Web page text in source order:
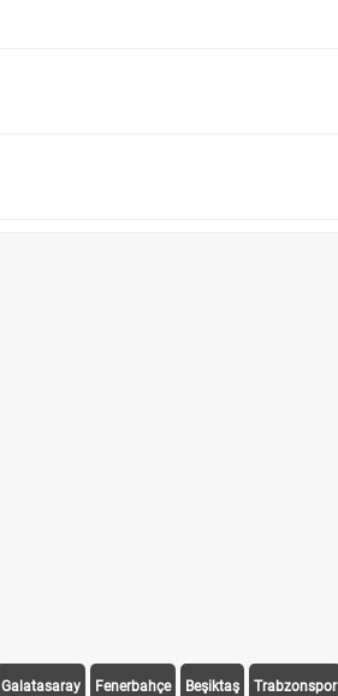
Galatasaray Fenerbahçe Beşiktaş Trabzonspor